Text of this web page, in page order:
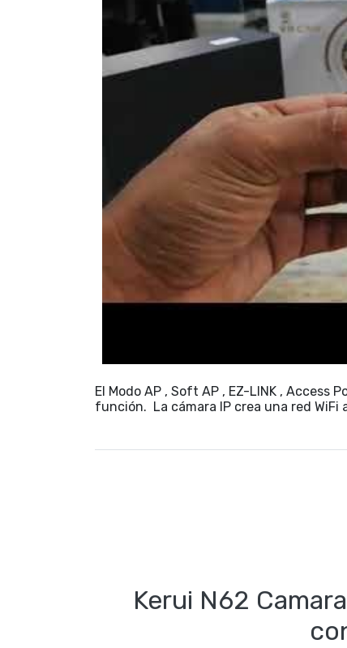
El Modo AP , Soft AP , EZ-LINK ,
función. La cámara IP crea una red WiFi
Kerui N62